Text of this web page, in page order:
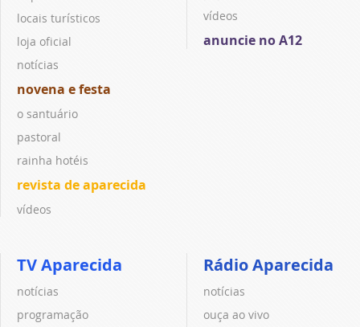
locais turísticos
loja oficial
notícias
novena e festa
o santuário
pastoral
rainha hotéis
revista de aparecida
vídeos
vídeos
anuncie no A12
TV Aparecida
notícias
programação
Rádio Aparecida
notícias
ouça ao vivo